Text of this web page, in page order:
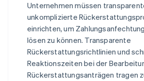
Unternehmen müssen
unkomplizierte
einrichten, um
lösen zu können. Transparente
Rückerstattungsrichtlinien und
Reaktionszeiten bei der
Rückerstattungsanträgen tragen